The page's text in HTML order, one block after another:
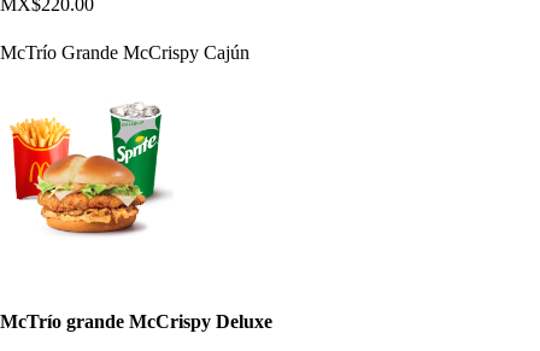
MX$220.00
McTrío Grande McCrispy Cajún
McTrío grande McCrispy Deluxe